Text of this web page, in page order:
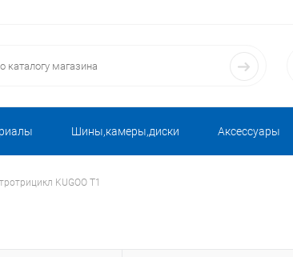
Шины,камеры,диски Аксессуары
KUGOO T1